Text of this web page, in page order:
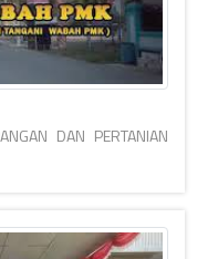
DAN PERTANIAN